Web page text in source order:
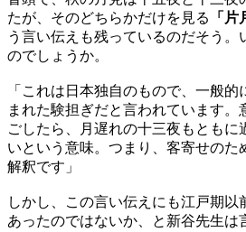
たが、そのどちらかだけを見る
「
う言い伝えも残っているのだそう。
のでしょうか。
「これは日本独自のもので、一般
まれた験担ぎだと言われています。
ごしたら、月遅れの十三夜もともに
いという意味。つまり、客寄せのた
解釈です」
しかし、この言い伝えにも江戸期以
あったのではないか、と新谷先生は